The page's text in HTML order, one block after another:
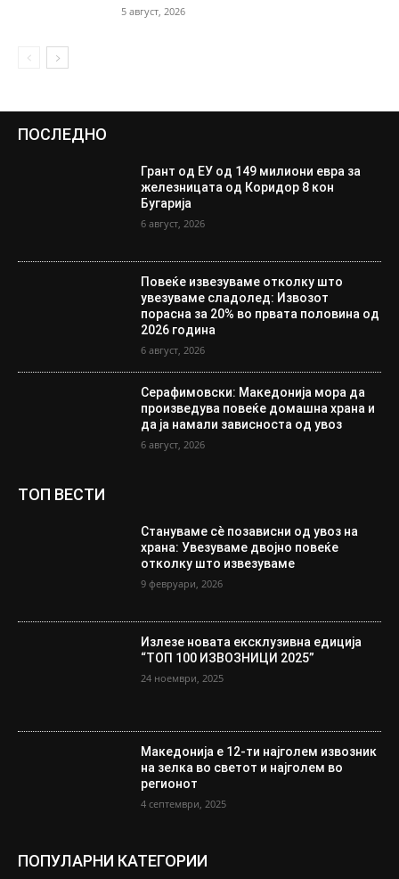
5 август, 2026
ПОСЛЕДНО
Грант од ЕУ од 149 милиони евра за
железницата од Коридор 8 кон
Бугарија
6 август, 2026
Повеќе извезуваме отколку што
увезуваме сладолед: Извозот
порасна за 20% во првата половина од
2026 година
6 август, 2026
Серафимовски: Македонија мора да
произведува повеќе домашна храна и
да ја намали зависноста од увоз
6 август, 2026
ТОП ВЕСТИ
Стануваме сè позависни од увоз на
храна: Увезуваме двојно повеќе
отколку што извезуваме
9 февруари, 2026
Излезе новата ексклузивна едиција
“ТОП 100 ИЗВОЗНИЦИ 2025”
24 ноември, 2025
Македонија е 12-ти најголем извозник
на зелка во светот и најголем во
регионот
4 септември, 2025
ПОПУЛАРНИ КАТЕГОРИИ